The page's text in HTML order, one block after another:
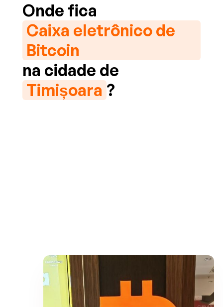
Onde fica
Caixa eletrônico de
Bitcoin
na cidade de
Timișoara ?